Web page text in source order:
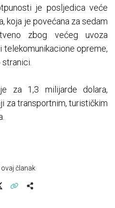
je posljedica veće
koja je povećana za sedam
zbog većeg uvoza
telekomunikacione opreme,
stranici.
za 1,3 milijarde dolara,
za transportnim, turističkim
članak